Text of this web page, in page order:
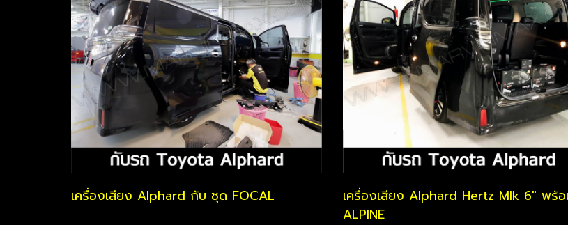
เครื่องเสียง Alphard กับ ชุด FOCAL
เครื่องเสียง Alphard Hertz Mlk 6" พร้
ALPINE